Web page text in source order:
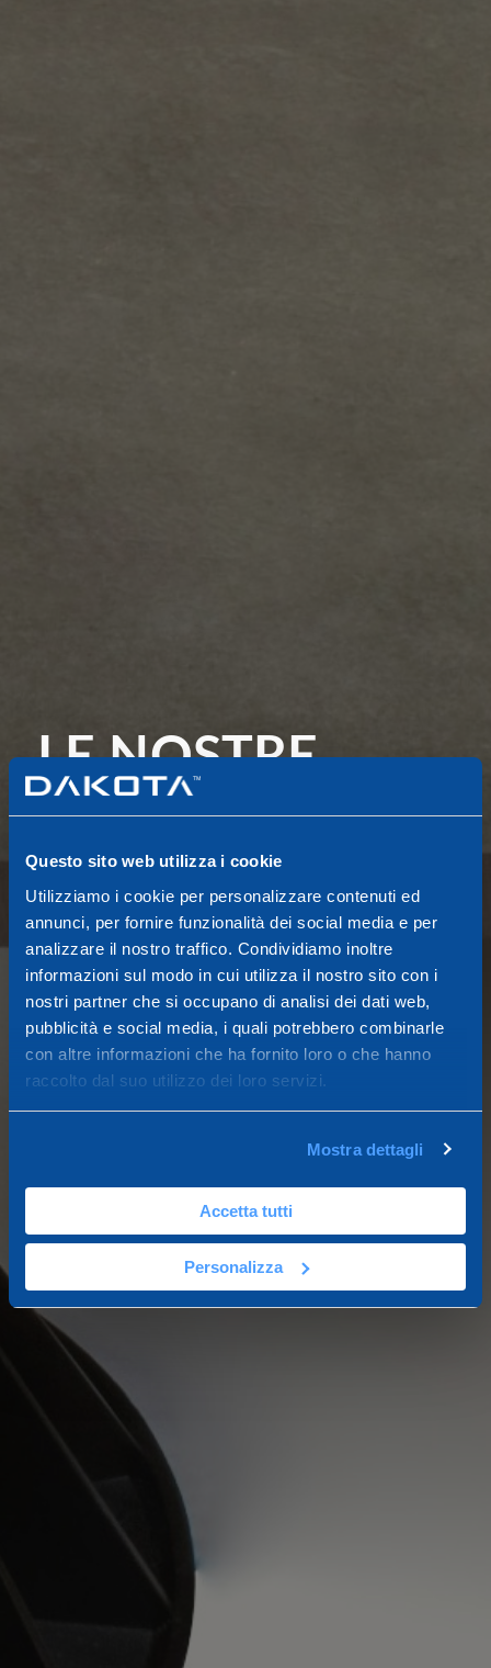
Questo sito web utilizza i cookie
Utilizziamo i cookie per personalizzare contenuti ed
annunci, per fornire funzionalità dei social media e per
analizzare il nostro traffico. Condividiamo inoltre
informazioni sul modo in cui utilizza il nostro sito con i
nostri partner che si occupano di analisi dei dati web,
pubblicità e social media, i quali potrebbero combinarle
con altre informazioni che ha fornito loro o che hanno
raccolto dal suo utilizzo dei loro servizi.
Mostra dettagli
Accetta tutti
Personalizza
LE NOSTRE
SOLUZIONI
DELLA SEZIONE
OUTDOOR
La Sezione Outdoor comprende una vasta
gamma di articoli e accessori destinati al
Sistema Abitativo Esterno:pavimentazione
esterna, griglie di aerazione, soluzioni di
alloggiamento per dispositivi termoidraulici, e